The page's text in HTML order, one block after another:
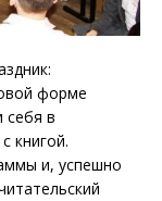
форме
себя в
книгой.
и, успешно